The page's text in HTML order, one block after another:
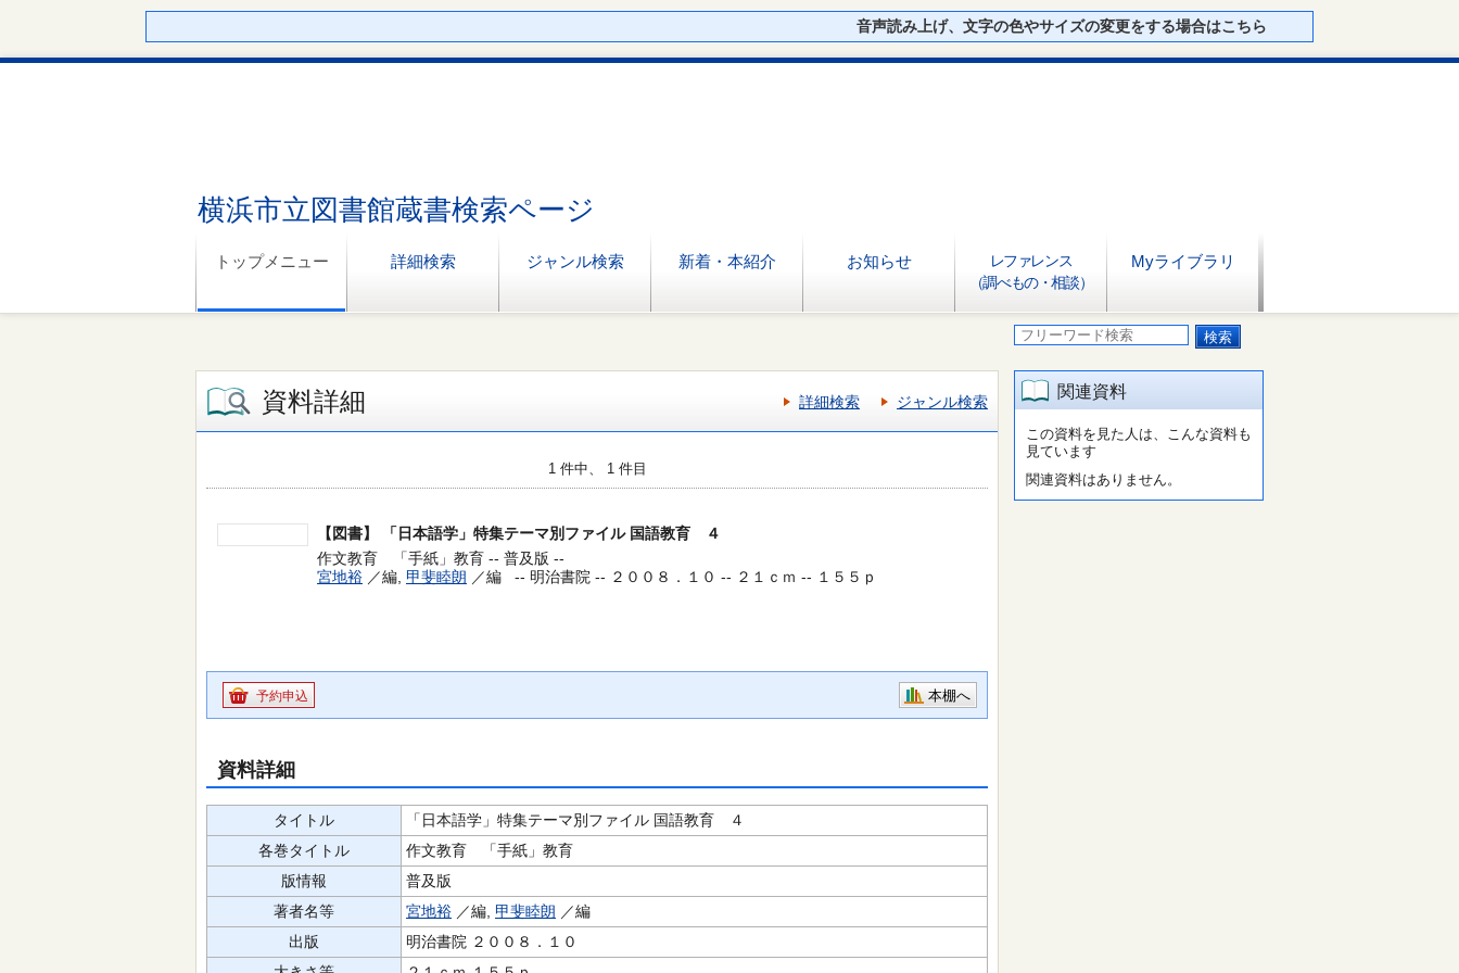
音声読み上げ、文字の色やサイズの変更をする場合はこちら
横浜市立図書館蔵書検索ページ
トップメニュー 詳細検索 ジャンル検索 新着・本紹介 お知らせ
レファレンス
（調べもの・相談）
Myライブラリ
資料詳細 詳細検索 ジャンル検索
1 件中、 1 件目
【図書】
「日本語学」特集テーマ別ファイル 国語教育 ４
作文教育 「手紙」教育 -- 普及版 --
宮地裕 ／編, 甲斐睦朗 ／編 -- 明治書院 -- ２００８．１０ -- ２１ｃｍ -- １５５ｐ
予約申込 本棚へ
資料詳細
タイトル
「日本語学」特集テーマ別ファイル 国語教育 ４
各巻タイトル
作文教育 「手紙」教育
版情報
普及版
著者名等
宮地裕 ／編, 甲斐睦朗 ／編
出版
明治書院 ２００８．１０
関連資料
この資料を見た人は、こんな資料も
見ています
関連資料はありません。